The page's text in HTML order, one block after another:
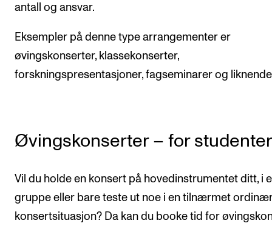
Canvas
IT og digitale tjenester
STUDENTLIV
Læringsressurser
Si ifra!
antall og ansvar.
Eksempler på denne type arrangementer er
øvingskonserter, klassekonserter,
forskningspresentasjoner, fagseminarer og
Øvingskonserter – for studenter
Vil du holde en konsert på hovedinstrumentet ditt, i
gruppe eller bare teste ut noe i en tilnærmet
konsertsituasjon? Da kan du booke tid for